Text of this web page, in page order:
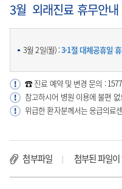
3월 외래진료 휴무안내
3월 2일(월) :3·1절 대체공휴일
☎ 진료 예약 및 변경 문의 :
참고하시어 병원 이용에 불편
위급한 환자분께서는 응급의료
첨부파일 첨부된 파일